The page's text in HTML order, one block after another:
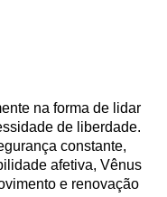
na forma de lidar
de liberdade.
constante,
afetiva, Vênus
e renovação